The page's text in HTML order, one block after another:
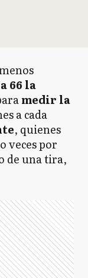
66 la
medir la
a cada
, quienes
veces por
de una tira,